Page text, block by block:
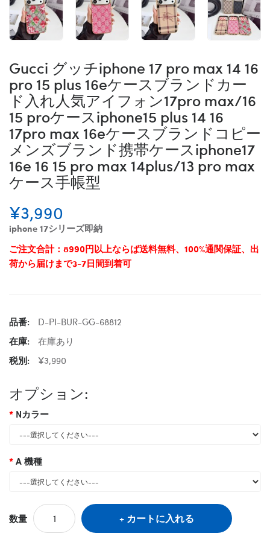
Gucci グッチiphone 17 pro max 14 16
pro 15 plus 16eケースブランドカー
ド入れ人気アイフォン17pro max/16
15 proケースiphone15 plus 14 16
17pro max 16eケースブランドコピー
メンズブランド携帯ケースiphone17
16e 16 15 pro max 14plus/13 pro max
ケース手帳型
¥3,990
iphone 17シリーズ即納
ご注文合計：8990円以上ならば送料無料、100%通関保証、出
荷から届けまで3-7日間到着可
品番:
D-PI-BUR-GG-68812
在庫:
在庫あり
税別:
¥3,990
オプション:
Nカラー
A 機種
数量 カートに入れる